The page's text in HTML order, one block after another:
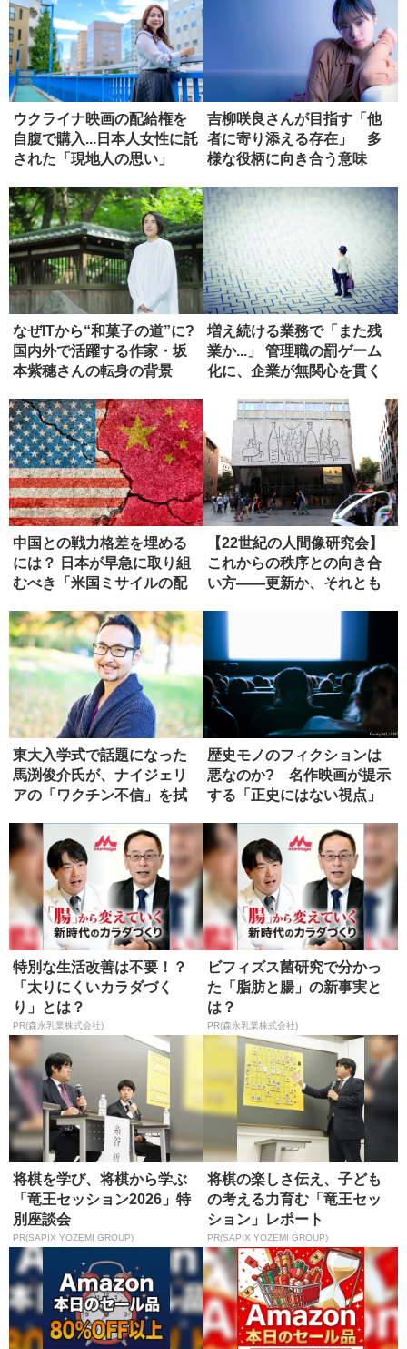
ウクライナ映画の配給権を
自腹で購入...日本人女性に託
された「現地人の思い」
吉柳咲良さんが目指す「他
者に寄り添える存在」 多
様な役柄に向き合う意味
なぜITから“和菓子の道”に?
国内外で活躍する作家・坂
本紫穗さんの転身の背景
増え続ける業務で「また残
業か...」 管理職の罰ゲーム
化に、企業が無関心を貫く
中国との戦力格差を埋める
には？ 日本が早急に取り組
むべき「米国ミサイルの配
【22世紀の人間像研究会】
これからの秩序との向き合
い方――更新か、それとも
東大入学式で話題になった
馬渕俊介氏が、ナイジェリ
アの「ワクチン不信」を拭
歴史モノのフィクションは
悪なのか? 名作映画が提示
する「正史にはない視点」
特別な生活改善は不要！？
「太りにくいカラダづく
り」とは？
PR(森永乳業株式会社)
ビフィズス菌研究で分かっ
た「脂肪と腸」の新事実と
は？
PR(森永乳業株式会社)
将棋を学び、将棋から学ぶ
「竜王セッション2026」特
別座談会
PR(SAPIX YOZEMI GROUP)
将棋の楽しさ伝え、子ども
の考える力育む「竜王セッ
ション」レポート
PR(SAPIX YOZEMI GROUP)